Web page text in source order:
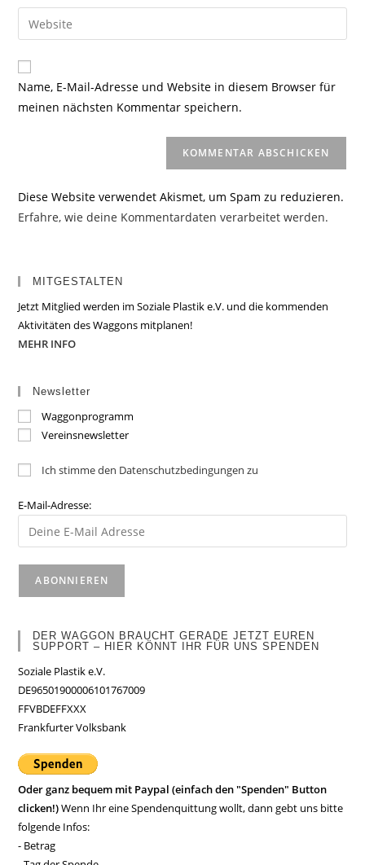
zum
Kommentieren
ein
E-
Mail-
zum
Kommentieren
ein
Gib
deine
Website-
URL
Name, E-Mail-Adresse und Website in diesem Browser für
meinen nächsten Kommentar speichern.
Diese Website verwendet Akismet, um Spam zu reduzieren.
Erfahre, wie deine Kommentardaten verarbeitet werden.
MITGESTALTEN
Jetzt Mitglied werden im Soziale Plastik e.V. und die kommenden
Aktivitäten des Waggons mitplanen!
MEHR INFO
Newsletter
Waggonprogramm
Vereinsnewsletter
Ich stimme den Datenschutzbedingungen zu
E-Mail-Adresse:
DER WAGGON BRAUCHT GERADE JETZT EUREN
SUPPORT – HIER KÖNNT IHR FÜR UNS SPENDEN
Soziale Plastik e.V.
DE96501900006101767009
FFVBDEFFXXX
Frankfurter Volksbank
Oder ganz bequem mit Paypal (einfach den "Spenden" Button
clicken!)Wenn Ihr eine Spendenquittung wollt, dann gebt uns bitte
folgende Infos:
- Betrag